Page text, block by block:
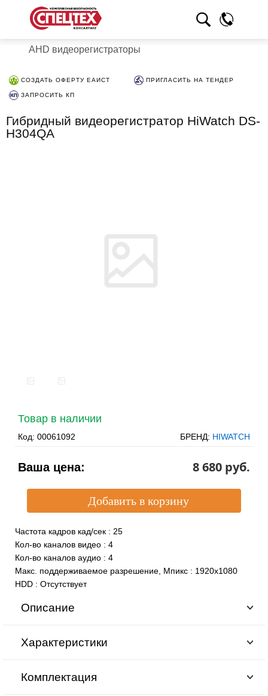
AHD видеорегистраторы
СОЗДАТЬ ОФЕРТУ ЕАИСТ ПРИГЛАСИТЬ НА ТЕНДЕР
ЗАПРОСИТЬ КП
Гибридный видеорегистратор HiWatch DS-
H304QA
Товар в наличии
Код: 00061092 БРЕНД: HIWATCH
Ваша цена: 8 680 pуб.
Частота кадров кад/сек : 25
Кол-во каналов видео : 4
Кол-во каналов аудио : 4
Макс. поддерживаемое разрешение, Мпикс : 1920x1080
HDD : Отсутствует
Описание
Характеристики
Комплектация